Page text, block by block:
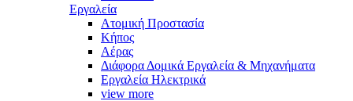
Εργαλεία
Aτομική Προστασία
Kήπος
Αέρας
Διάφορα Δομικά Εργαλεία & Μηχανήματα
Εργαλεία Ηλεκτρικά
view more